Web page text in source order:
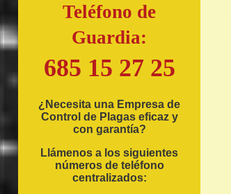
Teléfono de
Guardia:
685 15 27 25
¿Necesita una Empresa de
Control de Plagas eficaz y
con garantía?
Llámenos a los siguientes
números de teléfono
centralizados: